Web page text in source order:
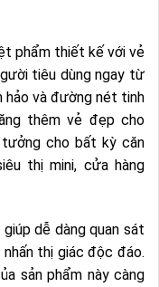
phẩm thiết kế với vẻ
tiêu dùng ngay từ
hảo và đường nét tinh
thêm vẻ đẹp cho
tưởng cho bất kỳ căn
thị mini, cửa hàng
dễ dàng quan sát
thị giác độc đáo.
sản phẩm này càng